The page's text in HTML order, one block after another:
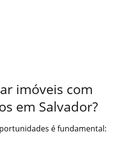
imóveis com
em Salvador?
é fundamental: